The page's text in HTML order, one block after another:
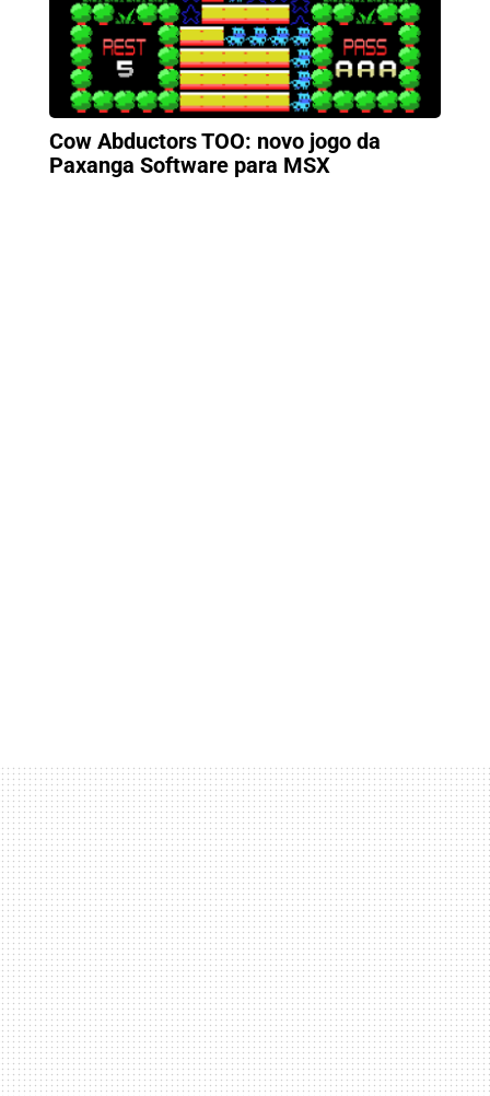
Cow Abductors TOO: novo jogo da
Paxanga Software para MSX